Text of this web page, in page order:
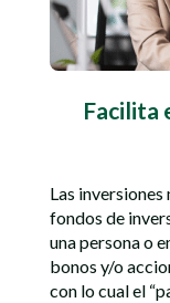
Facilita
Las
fondos de
una persona o
bonos y/o
con lo cual el